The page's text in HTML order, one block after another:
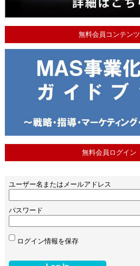
無料会員コンテンツ
無料会員ログイン
ユーザー名またはメールアドレス
パスワード
ログイン情報を保存